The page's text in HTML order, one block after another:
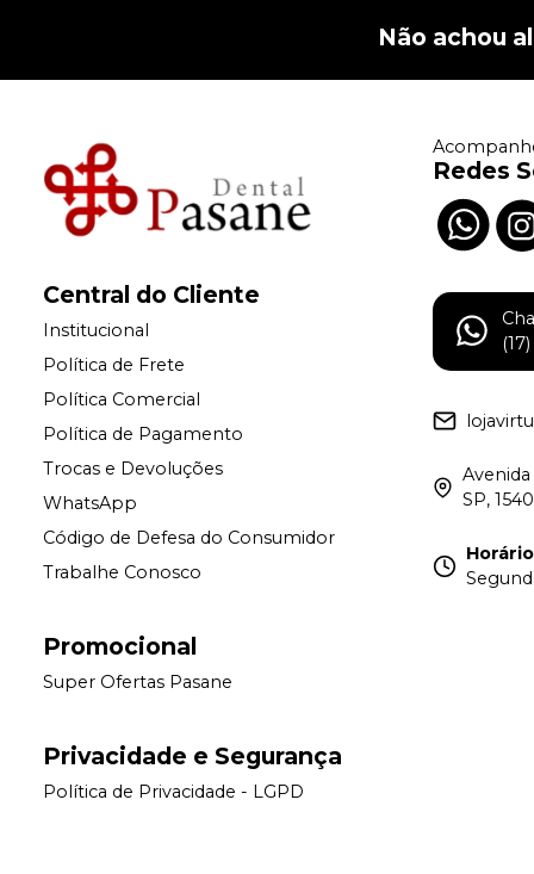
Não achou
Central do Cliente
Institucional
Política de Frete
Política Comercial
Política de Pagamento
Trocas e Devoluções
WhatsApp
Código de Defesa do Consumidor
Trabalhe Conosco
Promocional
Super Ofertas Pasane
Privacidade e Segurança
Política de Privacidade - LGPD
Redes
SP,